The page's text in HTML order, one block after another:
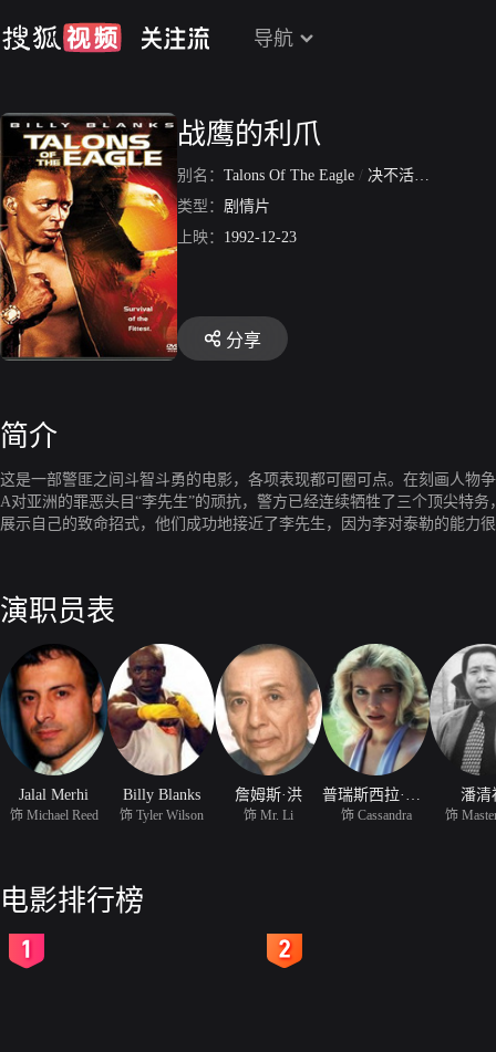
导航
战鹰的利爪
别名： Talons Of The Eagle / 决不活过第二次
类型： 剧情片
上映： 1992-12-23
分享
简介
这是一部警匪之间斗智斗勇的电影，各项表现都可圈可点。在刻画人物
A对亚洲的罪恶头目“李先生”的顽抗，警方已经连续牺牲了三个顶尖特
展示自己的致命招式，他们成功地接近了李先生，因为李对泰勒的能力
演职员表
Jalal Merhi
饰 Michael Reed
Billy Blanks
饰 Tyler Wilson
詹姆斯·洪
饰 Mr. Li 饰 Cassandra
潘清
饰
电影排行榜